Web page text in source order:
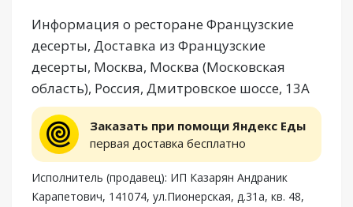
Информация о ресторане Французские
десерты, Доставка из Французские
десерты, Москва, Москва (Московская
область), Россия, Дмитровское шоссе, 13А
Заказать при помощи Яндекс Еды
первая доставка бесплатно
Исполнитель (продавец): ИП Казарян Андраник
Карапетович, 141074, ул.Пионерская, д.31а, кв. 48,